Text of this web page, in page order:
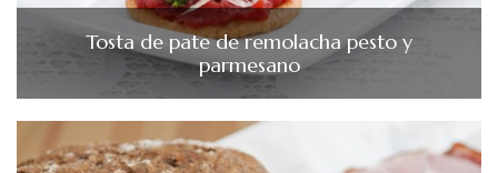
Tosta de pate de remolacha pesto y
parmesano